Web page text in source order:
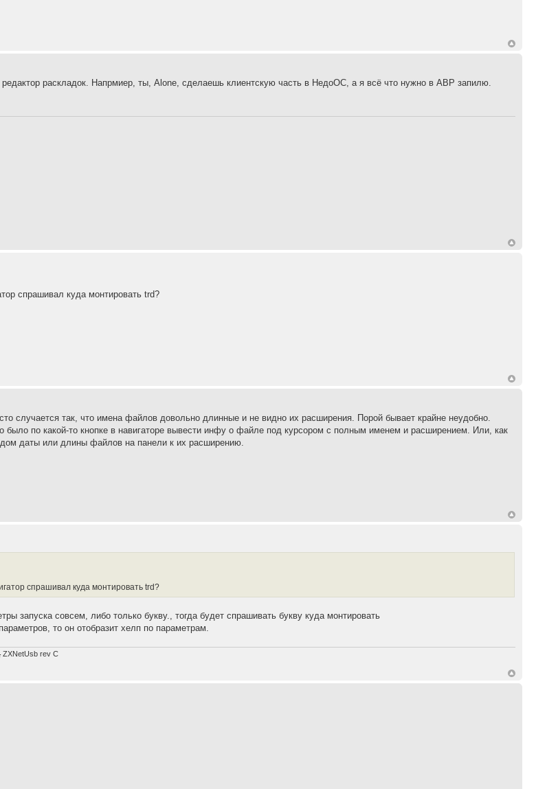
раскладок. Напрмиер, ты, Alone, сделаешь клиентскую часть в НедоОС, а я всё что нужно в АВР запилю.
спрашивал куда монтировать trd?
случается так, что имена файлов довольно длинные и не видно их расширения. Порой бывает крайне неудобно.
по какой-то кнопке в навигаторе вывести инфу о файле под курсором с полным именем и расширением. Или, как
даты или длины файлов на панели к их расширению.
спрашивал куда монтировать trd?
запуска совсем, либо только букву., тогда будет спрашивать букву куда монтировать
то он отобразит хелп по параметрам.
ZXNetUsb rev С